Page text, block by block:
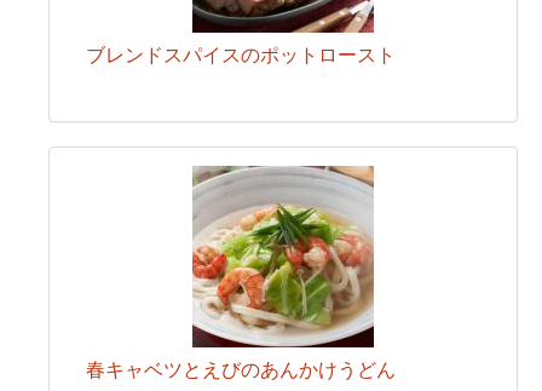
ブレンドスパイスのポットロースト
春キャベツとえびのあんかけうどん